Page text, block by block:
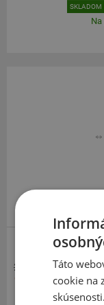
SKLADOM
208,49 €
121,70 €
Táto
cookie na